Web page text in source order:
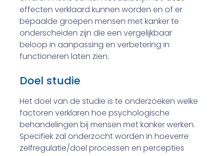
effecten verklaard kunnen worden en of er
bepaalde groepen mensen met kanker te
onderscheiden zijn die een vergelijkbaar
beloop in aanpassing en verbetering in
functioneren laten zien.
Doel studie
Het doel van de studie is te onderzoeken welke
factoren verklaren hoe psychologische
behandelingen bij mensen met kanker werken.
Specifiek zal onderzocht worden in hoeverre
zelfregulatie/doel processen en percepties